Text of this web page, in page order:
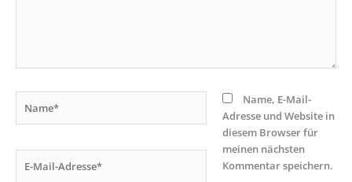
Mail-
Name, E-Mail-
Adresse und Website in
diesem Browser für
meinen nächsten
Kommentar speichern.